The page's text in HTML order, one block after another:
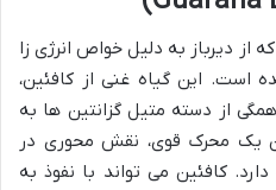
از دیرباز به دلیل خواص انرژی زا
است. این گیاه غنی از کافئین،
از دسته متیل گزانتین ها به
یک محرک قوی، نقش محوری در
دارد. کافئین می تواند با نفوذ به